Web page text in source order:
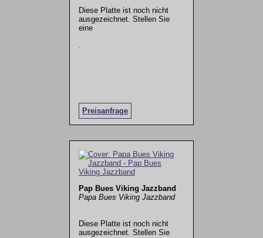
Diese Platte ist noch nicht
ausgezeichnet. Stellen Sie
eine
Preisanfrage
.
Pap Bues Viking Jazzband
Papa Bues Viking Jazzband
Diese Platte ist noch nicht
ausgezeichnet. Stellen Sie